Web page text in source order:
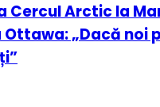
Cercul Arctic la
„Dacă noi